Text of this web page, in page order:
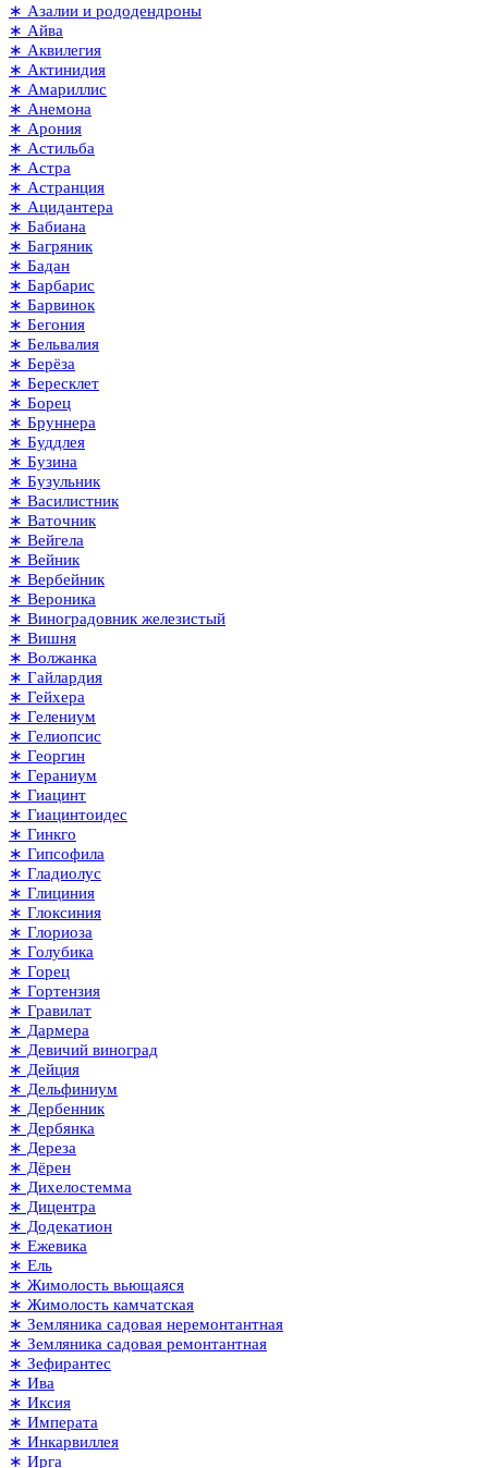
∗ Азалии и рододендроны
∗ Айва
∗ Аквилегия
∗ Актинидия
∗ Амариллис
∗ Анемона
∗ Арония
∗ Астильба
∗ Астра
∗ Астранция
∗ Ацидантера
∗ Бабиана
∗ Багряник
∗ Бадан
∗ Барбарис
∗ Барвинок
∗ Бегония
∗ Бельвалия
∗ Берёза
∗ Бересклет
∗ Борец
∗ Бруннера
∗ Буддлея
∗ Бузина
∗ Бузульник
∗ Василистник
∗ Ваточник
∗ Вейгела
∗ Вейник
∗ Вербейник
∗ Вероника
∗ Виноградовник железистый
∗ Вишня
∗ Волжанка
∗ Гайлардия
∗ Гейхера
∗ Гелениум
∗ Гелиопсис
∗ Георгин
∗ Гераниум
∗ Гиацинт
∗ Гиацинтоидес
∗ Гинкго
∗ Гипсофила
∗ Гладиолус
∗ Глициния
∗ Глоксиния
∗ Глориоза
∗ Голубика
∗ Горец
∗ Гортензия
∗ Гравилат
∗ Дармера
∗ Девичий виноград
∗ Дейция
∗ Дельфиниум
∗ Дербенник
∗ Дербянка
∗ Дереза
∗ Дёрен
∗ Дихелостемма
∗ Дицентра
∗ Додекатион
∗ Ежевика
∗ Ель
∗ Жимолость вьющаяся
∗ Жимолость камчатская
∗ Земляника садовая неремонтантная
∗ Земляника садовая ремонтантная
∗ Зефирантес
∗ Ива
∗ Иксия
∗ Императа
∗ Инкарвиллея
∗ Ирга